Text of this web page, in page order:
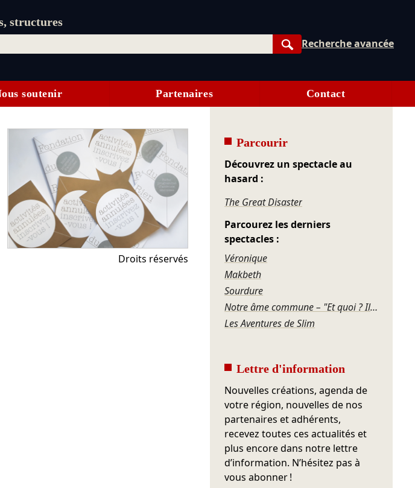
structures
Rechercher
Recherche avancée
soutenir Partenaires Contact
Droits réservés
Parcourir
Découvrez un spectacle au
hasard :
The Great Disaster
Parcourez les derniers
spectacles :
Véronique
Makbeth
Sourdure
Notre âme commune – "Et quoi ? Il faut bien vivre !"
Les Aventures de Slim
Lettre d'information
Nouvelles créations, agenda de
votre région, nouvelles de nos
partenaires et adhérents,
recevez toutes ces actualités et
plus encore dans notre lettre
d’information. N’hésitez pas à
vous abonner !